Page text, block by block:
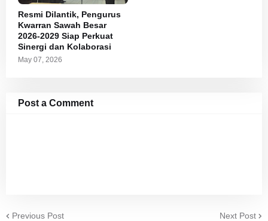
Resmi Dilantik, Pengurus
Kwarran Sawah Besar
2026-2029 Siap Perkuat
Sinergi dan Kolaborasi
May 07, 2026
Post a Comment
Previous Post Next Post